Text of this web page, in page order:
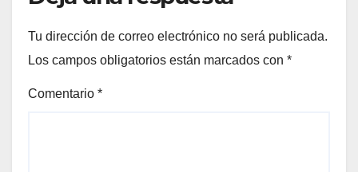
Tu dirección de correo electrónico no será publicada.
Los campos obligatorios están marcados con *
Comentario *